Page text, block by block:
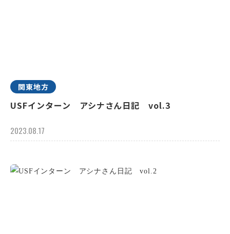
関東地方
USFインターン アシナさん日記 vol.3
2023.08.17